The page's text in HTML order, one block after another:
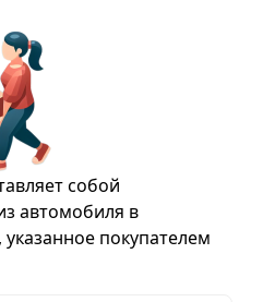
собой
автомобиля в
покупателем